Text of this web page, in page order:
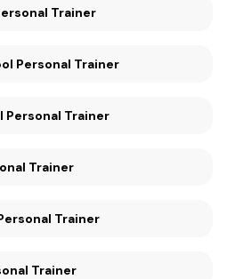
Trainer
Personal Trainer
Personal Trainer
Trainer
Trainer
Trainer